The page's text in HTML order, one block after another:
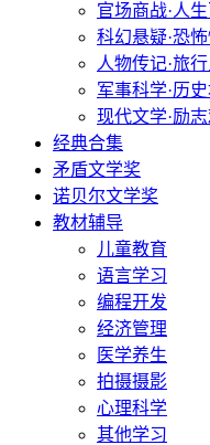
官场商战·人
科幻悬疑·恐
人物传记·旅
军事科学·历
现代文学·励
经典合集
矛盾文学奖
诺贝尔文学奖
教材辅导
儿童教育
语言学习
编程开发
经济管理
医学养生
拍摄摄影
心理科学
其他学习